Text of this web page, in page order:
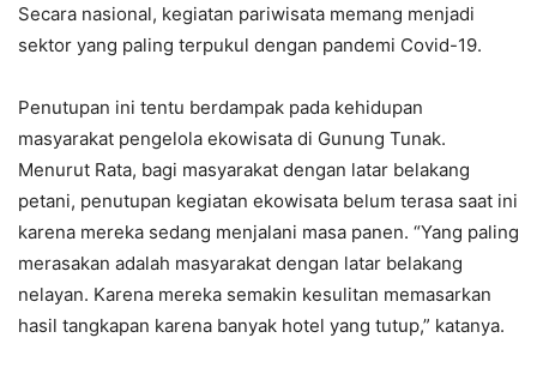
Secara nasional, kegiatan pariwisata memang menjadi
sektor yang paling terpukul dengan pandemi Covid-19.
Penutupan ini tentu berdampak pada kehidupan
masyarakat pengelola ekowisata di Gunung Tunak.
Menurut Rata, bagi masyarakat dengan latar belakang
petani, penutupan kegiatan ekowisata belum terasa saat ini
karena mereka sedang menjalani masa panen. “Yang paling
merasakan adalah masyarakat dengan latar belakang
nelayan. Karena mereka semakin kesulitan memasarkan
hasil tangkapan karena banyak hotel yang tutup,” katanya.